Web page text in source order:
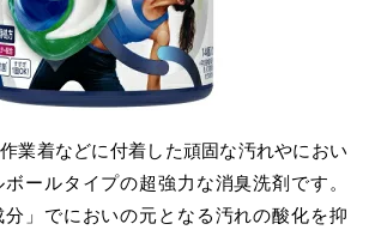
業着などに付着した頑固な汚れやにおい
ールタイプの超強力な消臭洗剤です。
分」でにおいの元となる汚れの酸化を抑